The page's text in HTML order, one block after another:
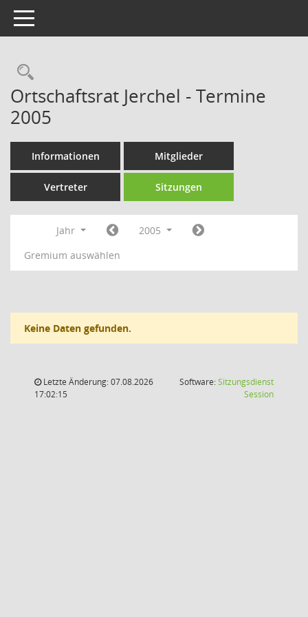
Toggle navigation
Rechercheauswahl
Ortschaftsrat Jerchel - Termine
2005
Informationen Mitglieder
Vertreter Sitzungen
Jahr
2005
Gremium auswählen
Keine Daten gefunden.
Letzte Änderung: 07.08.2026
17:02:15
Software:Sitzungsdienst
Session(Wird in